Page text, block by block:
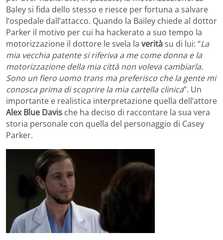
Baley si fida dello stesso e riesce per fortuna a salvare
l’ospedale dall’attacco. Quando la Bailey chiede al dottor
Parker il motivo per cui ha hackerato a suo tempo la
motorizzazione il dottore le svela la veritàsu di lui: “La
mia vecchia patente si riferiva a me come donna e la
motorizzazione della mia città non voleva cambiarla.
Sono un fiero uomo trans ma preferisco che la gente mi
conosca prima di scoprire la mia cartella clinica”. Un
importante e realistica interpretazione quella dell’attore
Alex Blue Davis che ha deciso di raccontare la sua vera
storia personale con quella del personaggio di Casey
Parker.